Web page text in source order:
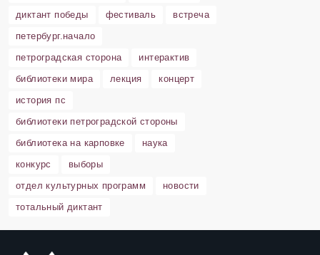
диктант победы
фестиваль
встреча
петербург.начало
петроградская сторона
интерактив
библиотеки мира
лекция
концерт
история пс
библиотеки петроградской стороны
библиотека на карповке
наука
конкурс
выборы
отдел культурных программ
новости
тотальный диктант